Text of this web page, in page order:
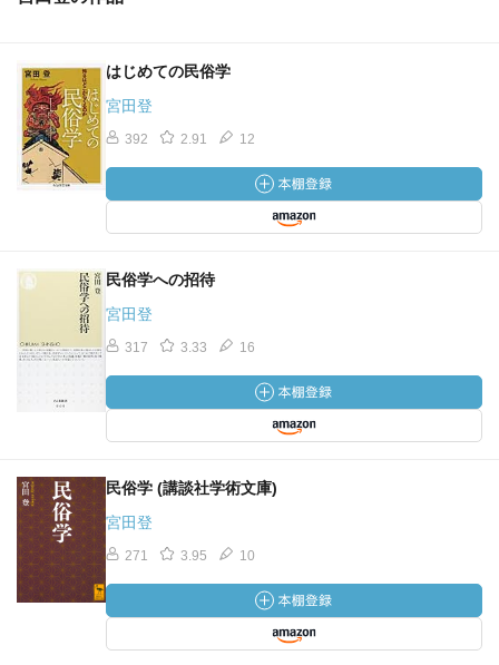
はじめての民俗学
宮田登
392 2.91 12
民俗学への招待
宮田登
317 3.33 16
民俗学 (講談社学術文庫)
宮田登
271 3.95 10